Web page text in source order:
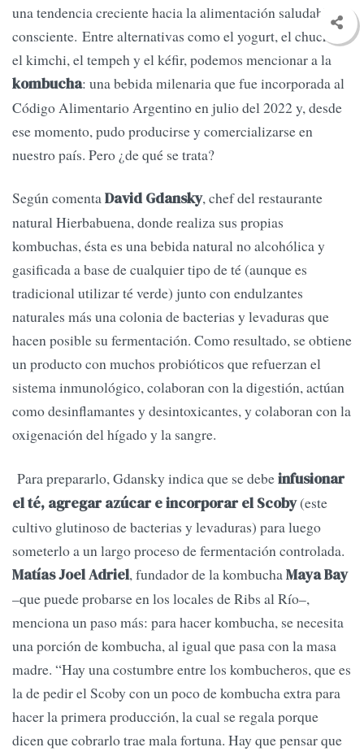
una tendencia creciente hacia la alimentación saludable y
consciente. Entre alternativas como el yogurt, el chucrut,
el kimchi, el tempeh y el kéfir, podemos mencionar a la
kombucha: una bebida milenaria que fue incorporada al
Código Alimentario Argentino en julio del 2022 y, desde
ese momento, pudo producirse y comercializarse en
nuestro país. Pero ¿de qué se trata?
Según comentaDavid Gdansky, chef del restaurante
natural Hierbabuena, donde realiza sus propias
kombuchas, ésta es una bebida natural no alcohólica y
gasificada a base de cualquier tipo de té (aunque es
tradicional utilizar té verde) junto con endulzantes
naturales más una colonia de bacterias y levaduras que
hacen posible su fermentación. Como resultado, se obtiene
un producto con muchos probióticos que refuerzan el
sistema inmunológico, colaboran con la digestión, actúan
como desinflamantes y desintoxicantes, y colaboran con la
oxigenación del hígado y la sangre.
Para prepararlo, Gdansky indica que se debeinfusionar
el té, agregar azúcar e incorporar el Scoby(este
cultivo glutinoso de bacterias y levaduras) para luego
someterlo a un largo proceso de fermentación controlada.
Matías Joel Adriel, fundador de la kombuchaMaya Bay
–que puede probarse en los locales de Ribs al Río–,
menciona un paso más: para hacer kombucha, se necesita
una porción de kombucha, al igual que pasa con la masa
madre. “Hay una costumbre entre los kombucheros, que es
la de pedir el Scoby con un poco de kombucha extra para
hacer la primera producción, la cual se regala porque
dicen que cobrarlo trae mala fortuna. Hay que pensar que